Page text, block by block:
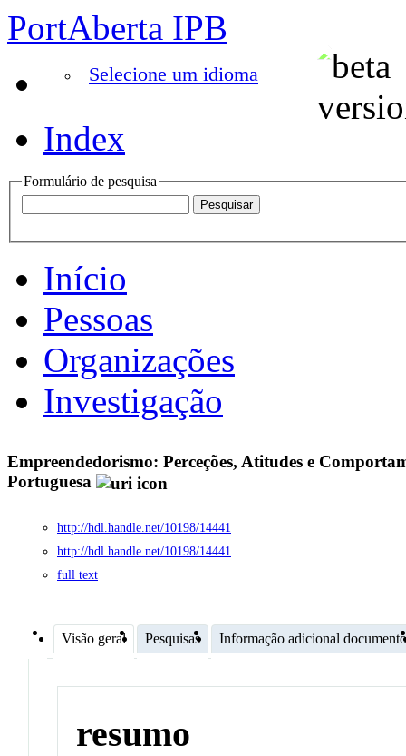
PortAberta IPB
Selecione um idioma
Index
Formulário de pesquisa
Início
Pessoas
Organizações
Investigação
Empreendedorismo: Perceções, Atitudes e
Portuguesa
http://hdl.handle.net/10198/14441
http://hdl.handle.net/10198/14441
full text
Visão geral Pesquisas Informação adicional documento
resumo